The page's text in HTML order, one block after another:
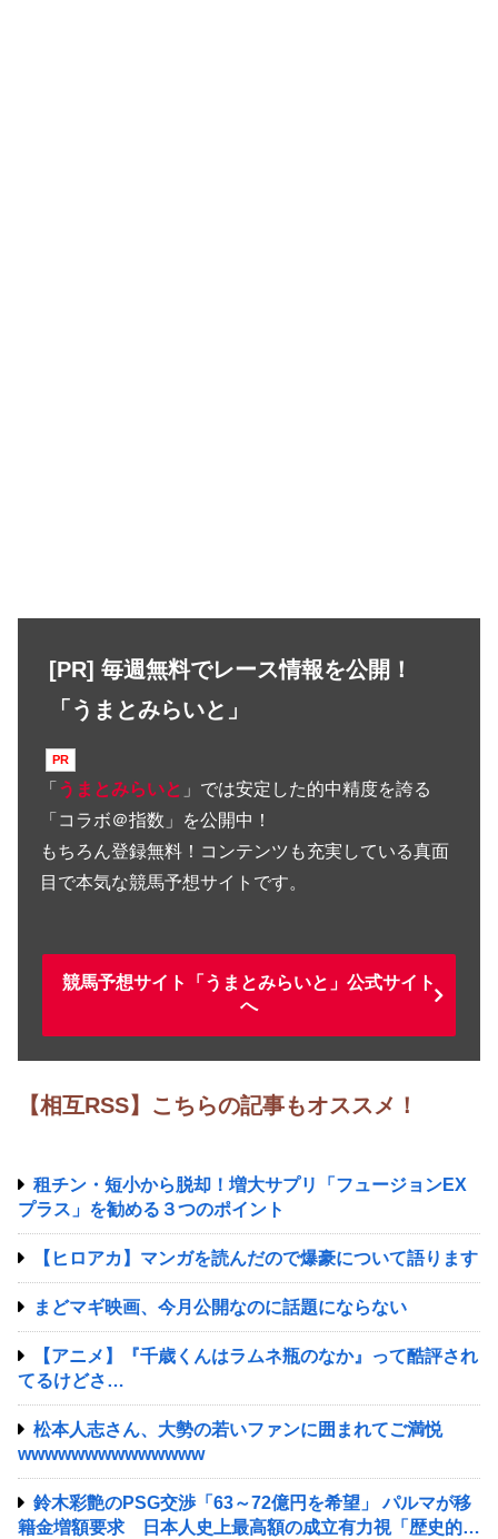
[PR] 毎週無料でレース情報を公開！
「うまとみらいと」
「 うまとみらいと 」では安定した的中精度を誇る
「コラボ＠指数」を公開中！
もちろん登録無料！コンテンツも充実している真面
目で本気な競馬予想サイトです。
競馬予想サイト「うまとみらいと」公式サイト
へ
【相互RSS】こちらの記事もオススメ！
租チン・短小から脱却！増大サプリ‎「フュージョンEX
プラス」を勧める３つのポイント
【ヒロアカ】マンガを読んだので爆豪について語ります
まどマギ映画、今月公開なのに話題にならない
【アニメ】『千歳くんはラムネ瓶のなか』って酷評され
てるけどさ…
松本人志さん、大勢の若いファンに囲まれてご満悦
wwwwwwwwwwwwww
鈴木彩艶のPSG交渉「63～72億円を希望」 パルマが移
籍金増額要求 日本人史上最高額の成立有力視「歴史的な